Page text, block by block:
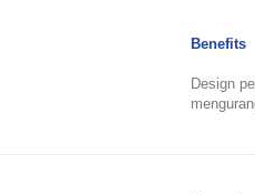
Benefits
Design